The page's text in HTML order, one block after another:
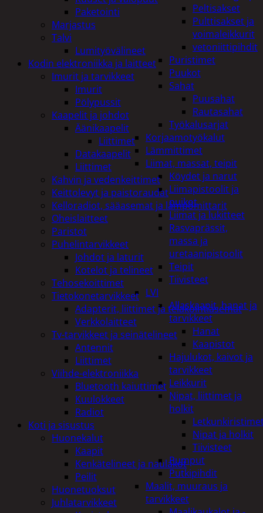
Peltisakset
Pulttisakset ja
voimaleikkurit
vetoniittipihdit
Puristimet
Puukot
Sahat
Puusahat
Rautasahat
Työkalusarjat
Korjaamotyökalut
Lämmittimet
Liimat, massat, teipit
Köydet ja narut
Liimapistoolit ja
puikot
Liimat ja lukitteet
Rasvaprässit,
massa ja
uretaanipistoolit
Teipit
Tiivisteet
LVI
Allaskaapit, hanat ja
tarvikkeet
Hanat
Kaapistot
Hajulukot, kaivot ja
tarvikkeet
Leikkurit
Nipat, liittimet ja
holkit
Nipat ja holkit
Tiivisteet
Pumput
Putkipihdit
Maalit, muuraus ja
tarvikkeet
Paketointi
Marjastus
Talvi
Lumityövälineet
Kodin elektroniikka ja laitteet
Imurit ja tarvikkeet
Imurit
Pölypussit
Kaapelit ja johdot
Äänikaapelit
Liittimet
Datakaapelit
Liittimet
Kahvin ja vedenkeittimet
Keittolevyt ja paistoraudat
Kelloradiot, sääasemat ja lämpömittarit
Oheislaitteet
Paristot
Puhelintarvikkeet
Johdot ja laturit
Kotelot ja telineet
Tehosekoittimet
Tietokonetarvikkeet
Adapterit, liittimet ja telakointiasemat
Verkkolaitteet
Tv-tarvikkeet ja seinätelineet
Antennit
Liittimet
Viihde-elektroniikka
Bluetooth kaiuttimet
Kuulokkeet
Radiot
Koti ja sisustus
Huonekalut
Kaapit
Kenkätelineet ja naulakot
Peilit
Huonetuoksut
Juhlatarvikkeet